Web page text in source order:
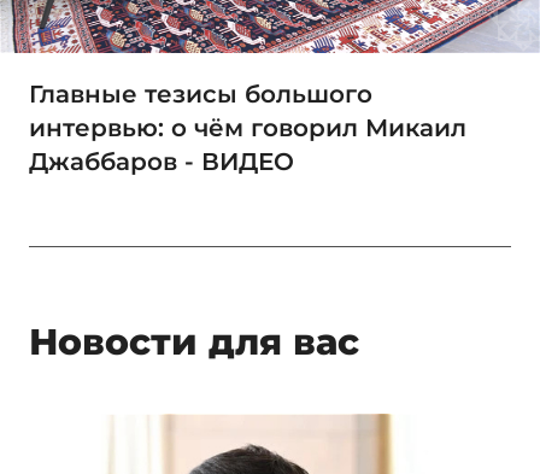
Главные тезисы большого
интервью: о чём говорил Микаил
Джаббаров - ВИДЕО
Новости для вас